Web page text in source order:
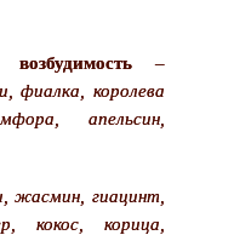
–
фиалка, королева
апельсин,
жасмин, гиацинт,
кокос, корица,